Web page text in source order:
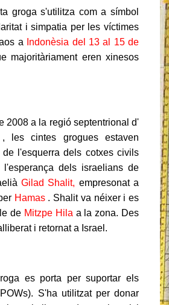
groga s'utilitza com a símbol
i simpatia per les víctimes
a
Indonèsia del 13 al 15 de
majoritàriament eren xinesos
2008 a la regió septentrional d'
, les cintes grogues estaven
de l'esquerra dels cotxes civils
dels israelians de
Gilad Shalit, empresonat a
Hamas. Shalit va néixer i es
de Mitzpe Hila a la zona. Des
i retornat a Israel.
es porta per suportar els
S'ha utilitzat per donar